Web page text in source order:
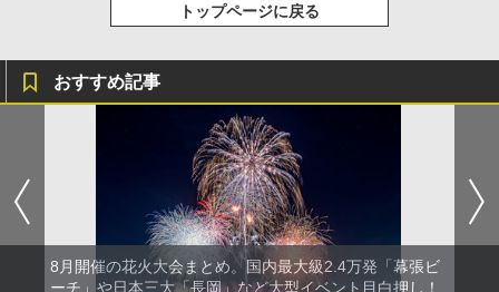
トップページに戻る
おすすめ記事
8月開催の花火大会まとめ。国内最大級2.4万発「幕張ビ
ーチ」や日本三大「長岡」など大型イベント目白押し！